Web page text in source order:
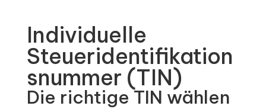
Individuelle
Steueridentifikation
snummer (TIN)
Die richtige TIN wählen